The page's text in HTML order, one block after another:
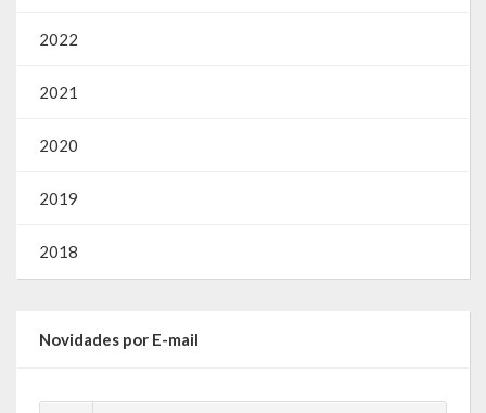
2022
2021
2020
2019
2018
Novidades por E-mail